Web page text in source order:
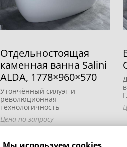
Отдельностоящая
каменная ванна Salini
ALDA, 1778×960×570
Утончённый силуэт и
революционная
технологичность
Цена по запросу